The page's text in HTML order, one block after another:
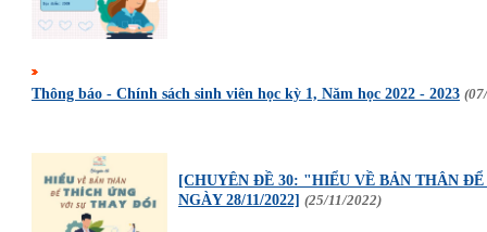
Thông báo - Chính sách sinh viên học kỳ 1, Năm học 2022 - 2023
[CHUYÊN ĐỀ 30: "HIỂU VỀ BẢN THÂN
NGÀY 28/11/2022] (25/11/2022)